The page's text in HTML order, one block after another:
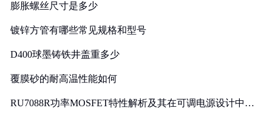
膨胀螺丝尺寸是多少
镀锌方管有哪些常见规格和型号
D400球墨铸铁井盖重多少
覆膜砂的耐高温性能如何
RU7088R功率MOSFET特性解析及其在可调电源设计中的